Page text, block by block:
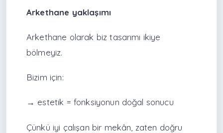
Arkethane yaklaşımı
Arkethane olarak biz tasarımı ikiye
bölmeyiz.
Bizim için:
→ estetik = fonksiyonun doğal sonucu
Çünkü iyi çalışan bir mekân, zaten doğru